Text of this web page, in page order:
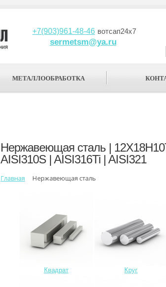
+7(903)961-48-46 вотсап24х7
sermetsm@ya.ru
МЕТАЛЛООБРАБОТКА
Нержавеющая сталь |
AISI310S | AISI316Ti | AISI321
Главная Нержавеющая сталь
Квадрат Круг